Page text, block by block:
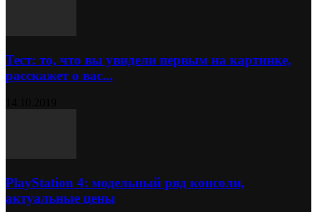
Тест: то, что вы увидели первым на картинке,
расскажет о вас...
PlayStation 4: модельный ряд консоли,
актуальные цены